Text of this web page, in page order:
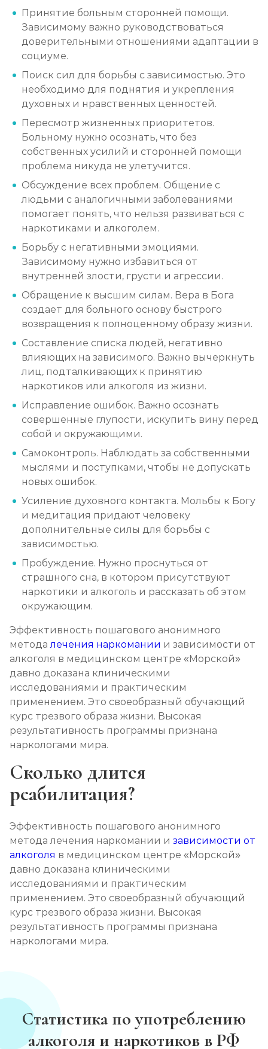
Принятие больным сторонней помощи.
Зависимому важно руководствоваться
доверительными отношениями адаптации в
социуме.
Поиск сил для борьбы с зависимостью. Это
необходимо для поднятия и укрепления
духовных и нравственных ценностей.
Пересмотр жизненных приоритетов.
Больному нужно осознать, что без
собственных усилий и сторонней помощи
проблема никуда не улетучится.
Обсуждение всех проблем. Общение с
людьми с аналогичными заболеваниями
помогает понять, что нельзя развиваться с
наркотиками и алкоголем.
Борьбу с негативными эмоциями.
Зависимому нужно избавиться от
внутренней злости, грусти и агрессии.
Обращение к высшим силам. Вера в Бога
создает для больного основу быстрого
возвращения к полноценному образу жизни.
Составление списка людей, негативно
влияющих на зависимого. Важно вычеркнуть
лиц, подталкивающих к принятию
наркотиков или алкоголя из жизни.
Исправление ошибок. Важно осознать
совершенные глупости, искупить вину перед
собой и окружающими.
Самоконтроль. Наблюдать за собственными
мыслями и поступками, чтобы не допускать
новых ошибок.
Усиление духовного контакта. Мольбы к Богу
и медитация придают человеку
дополнительные силы для борьбы с
зависимостью.
Пробуждение. Нужно проснуться от
страшного сна, в котором присутствуют
наркотики и алкоголь и рассказать об этом
окружающим.
Эффективность пошагового анонимного
методалечения наркомании и зависимости от
алкоголя в медицинском центре «Морской»
давно доказана клиническими
исследованиями и практическим
применением. Это своеобразный обучающий
курс трезвого образа жизни. Высокая
результативность программы признана
наркологами мира.
Сколько длится
реабилитация?
Эффективность пошагового анонимного
метода лечения наркомании и зависимости от
алкоголя в медицинском центре «Морской»
давно доказана клиническими
исследованиями и практическим
применением. Это своеобразный обучающий
курс трезвого образа жизни. Высокая
результативность программы признана
наркологами мира.
Статистика по употреблению
алкоголя и наркотиков в РФ